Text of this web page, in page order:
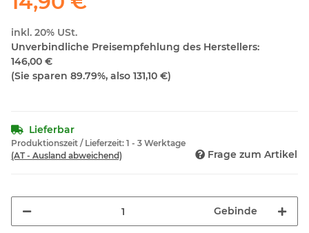
inkl. 20% USt.
Unverbindliche Preisempfehlung des Herstellers:
146,00 €
(Sie sparen 89.79%, also 131,10 €)
Lieferbar
Produktionszeit / Lieferzeit: 1 - 3 Werktage
(AT - Ausland abweichend)
Frage zum Artikel
Gebinde